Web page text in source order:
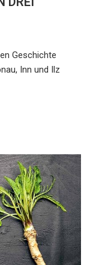
Geschichte
Inn und Ilz